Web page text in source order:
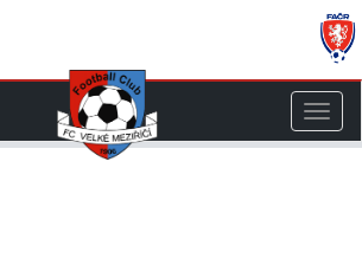
Toggle